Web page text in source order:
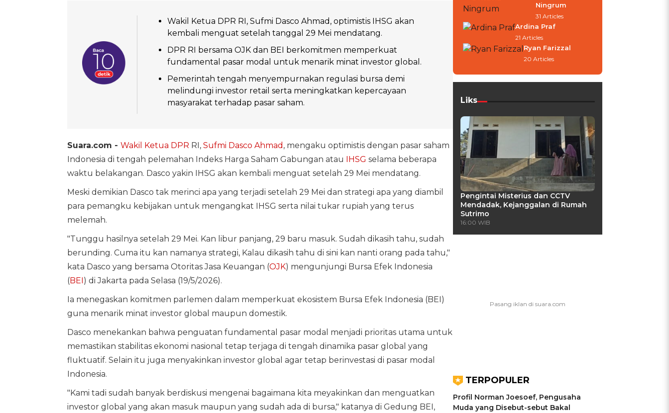
Wakil Ketua DPR RI, Sufmi Dasco Ahmad, optimistis IHSG akan
kembali menguat setelah tanggal 29 Mei mendatang.
DPR RI bersama OJK dan BEI berkomitmen memperkuat
fundamental pasar modal untuk menarik minat investor global.
Pemerintah tengah menyempurnakan regulasi bursa demi
melindungi investor retail serta meningkatkan kepercayaan
masyarakat terhadap pasar saham.
Suara.com - Wakil Ketua DPR RI, Sufmi Dasco Ahmad , mengaku optimistis dengan pasar saham
Indonesia di tengah pelemahan Indeks Harga Saham Gabungan atau IHSG selama beberapa
waktu belakangan. Dasco yakin IHSG akan kembali menguat setelah 29 Mei mendatang.
Meski demikian Dasco tak merinci apa yang terjadi setelah 29 Mei dan strategi apa yang diambil
para pemangku kebijakan untuk mengangkat IHSG serta nilai tukar rupiah yang terus
melemah.
"Tunggu hasilnya setelah 29 Mei. Kan libur panjang, 29 baru masuk. Sudah dikasih tahu, sudah
berunding. Cuma itu kan namanya strategi, Kalau dikasih tahu di sini kan nanti orang pada tahu,"
kata Dasco yang bersama Otoritas Jasa Keuangan (OJK) mengunjungi Bursa Efek Indonesia
(BEI) di Jakarta pada Selasa (19/5/2026).
Ia menegaskan komitmen parlemen dalam memperkuat ekosistem Bursa Efek Indonesia (BEI)
guna menarik minat investor global maupun domestik.
Dasco menekankan bahwa penguatan fundamental pasar modal menjadi prioritas utama untuk
memastikan stabilitas ekonomi nasional tetap terjaga di tengah dinamika pasar global yang
fluktuatif. Selain itu juga menyakinkan investor global agar tetap berinvestasi di pasar modal
Indonesia.
"Kami tadi sudah banyak berdiskusi mengenai bagaimana kita meyakinkan dan menguatkan
investor global yang akan masuk maupun yang sudah ada di bursa," katanya di Gedung BEI,
Ningrum
31 Articles
Ardina Praf
21 Articles
Ryan Farizzal
20 Articles
Liks
Pengintai Misterius dan CCTV
Mendadak, Kejanggalan di Rumah
Sutrimo
16:00 WIB
TERPOPULER
Profil Norman Joesoef, Pengusaha
Muda yang Disebut-sebut Bakal